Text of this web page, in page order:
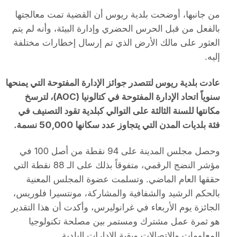
من جانبها، أوضحت بلدية ريوس أن القضية تمت معالجتها
بالفعل من قبل الحرس الحضري وإدارة البيئة، وأنه لم يتم
العثور على مالك الأرض الذي تم إرسال إخطارات مختلفة
إليه.
عادت بلدية ريوس لتتصدر جوائز الإدارة المفتوحة التي يمنحها
سنوياً اتحاد الإدارة المفتوحة في كتالونيا (AOC)، لترسخ
مكانتها للسنة الثالثة على التوالي كبلدية تقود التصنيف في
فئة بلديات المدن التي يتجاوز عدد سكانها 50,000 نسمة.
وحصل مجلس المدينة على 94 نقطة من أصل 100 في
مؤشر النضج الرقمي، متفوقاً بذلك على الـ 88 نقطة التي
حققها العام الماضي. وتسلمت عضوة المجلس المعنية
بالحكم الرشيد والشفافية والمشاركة، مونتسيرا فلوريس،
الجائزة يوم الأربعاء في غرانوليرس، وأكدت أن هذا التقدير
هو ثمرة عمل مشترك ومستمر بين مصلحة تكنولوجيا